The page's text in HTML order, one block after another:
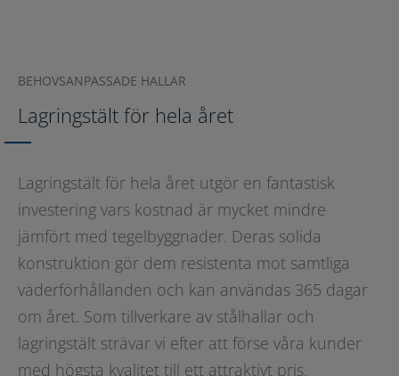
BEHOVSANPASSADE HALLAR
Lagringstält för hela året
Lagringstält för hela året utgör en fantastisk
investering vars kostnad är mycket mindre
jämfört med tegelbyggnader. Deras solida
konstruktion gör dem resistenta mot samtliga
väderförhållanden och kan användas 365 dagar
om året. Som tillverkare av stålhallar och
lagringstält strävar vi efter att förse våra kunder
med högsta kvalitet till ett attraktivt pris.